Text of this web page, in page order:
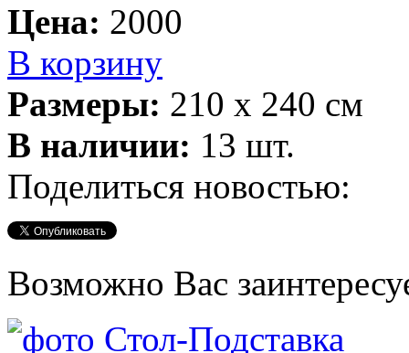
Цена: 2000
В корзину
Размеры: 210 х 240 см
В наличии: 13 шт.
Поделиться новостью:
Возможно Вас